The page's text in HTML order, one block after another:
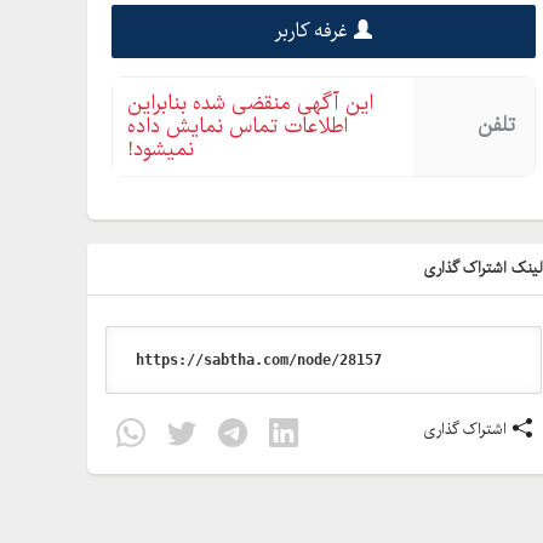
غرفه کاربر
تلفن
این آگهی منقضی شده بنابراین
اطلاعات تماس نمایش داده
نمیشود!
اشتراک گذاری
اشتراک گذاری